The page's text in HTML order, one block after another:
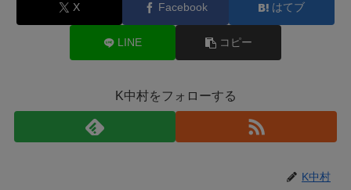
X Facebook はてブ
LINE コピー
K中村をフォローする
K中村